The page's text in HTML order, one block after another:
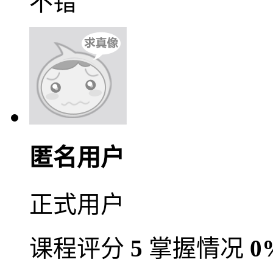
匿名用户
正式用户
课程评分 5 掌握情况